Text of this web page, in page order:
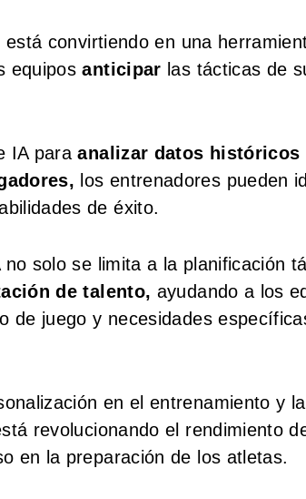
convirtiendo en una
equiposanticipar las tácticas de
IA paraanalizar datos
los entrenadores pueden
de éxito.
solo se limita a la planificación
de talento, ayudando a los
de juego y necesidades
en el entrenamiento y
revolucionando el rendimiento
en la preparación de los atletas.